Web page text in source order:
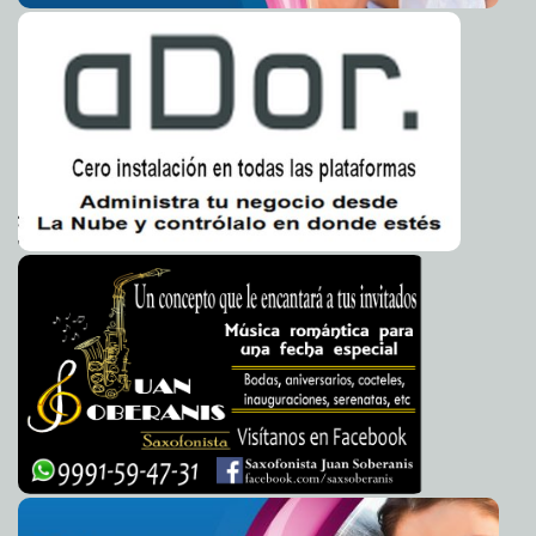
2024-11-01 11:03:16 En vigilancia áreas de Baja Presión en el Mar Caribe:
Procivy
2024-11-01 08:38:28 La familia meridana celebra a las ánimas en
comunidad: Cecilia Patrón Laura Aldama
Carmen Alicia Briceño Sánchez
2024-10-30 20:53:40 Denuncian Contaminación del Manto Freático y
Acaparamiento de Tierras en Yucatán Kamila López
2024-10-30 20:51:10 Prioriza Gobierno de Yucatán atención a la infancia
Claudia Sofía Gómez Infante
2024-10-30 20:48:39 Presentan en el Congreso del Estado de Yucatán la
Revista Tsikbal (Diálogo) elaborada por el Instituto de Investigaciones
Legislativas Laura Aldama
2024-10-28 15:15:17 Es una prioridad mejorar las calles: Cecilia Patrón
W. López Madera
2024-10-28 15:10:07 Las tradiciones dan identidad y unen a las y los
meridanosCarmen Alicia Briceño Sánchez
Las mascotas son parte de la familia meridana: Cecilia
Patrón Laura Aldama
2024-10-28 14:59:15 Vive Fundación y la Universidad Marista otorgarán
educación financiera a casi mil personas en los próximos 6 meses A7